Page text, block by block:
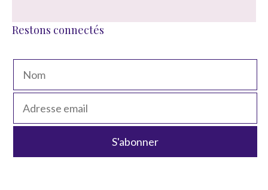
Restons connectés